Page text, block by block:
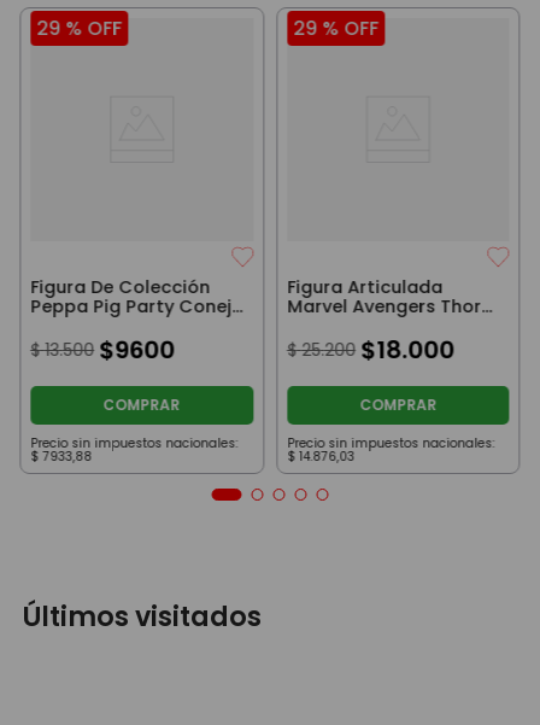
29 % OFF
Figura De Colección
Peppa Pig Party Conejo
Con Remera Azul 8Cm
$ 13.500 $9600
COMPRAR
Precio sin impuestos nacionales:
$ 7933,88
29 % OFF
Figura Articulada
Marvel Avengers Thor
$ 25.200 $18.000
COMPRAR
Precio sin impuestos nacionales:
$ 14.876,03
Últimos visitados